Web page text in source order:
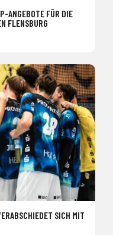
ANGEBOTE FÜR DIE
FLENSBURG
SICH MIT